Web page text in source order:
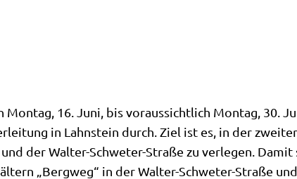
16. Juni, bis voraussichtlich Montag, 30.
in Lahnstein durch. Ziel ist es, in der
der Walter-Schweter-Straße zu verlegen. Damit
„Bergweg“ in der Walter-Schweter-Straße und